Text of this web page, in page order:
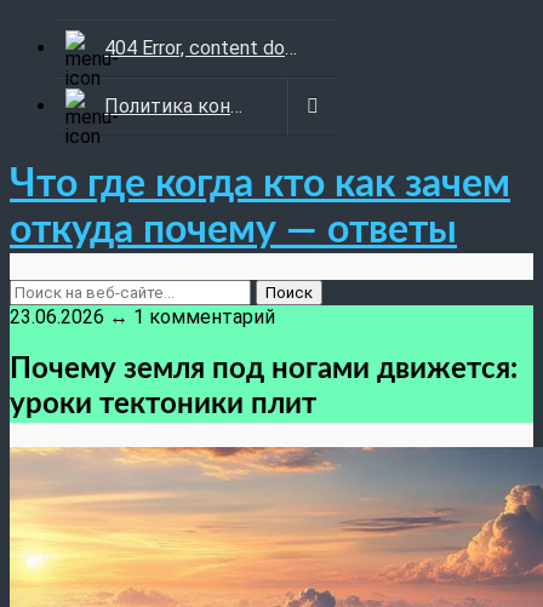
404 Error, content does not exist anymore
Политика конфиденциальности
Что где когда кто как зачем
откуда почему — ответы
23.06.2026 ↔ 1 комментарий
Почему земля под ногами движется:
уроки тектоники плит